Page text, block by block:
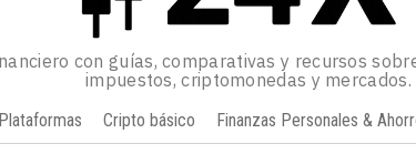
con guías, comparativas y recursos
impuestos, criptomonedas y mercados.
Cripto básico Finanzas Personales &